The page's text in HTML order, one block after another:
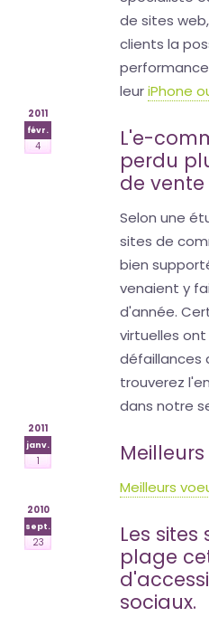
de sites web,
clients la
leuriPhone
2011
févr.
4
L'e-
perdu
de
Selon une
sites de
bien
venaient y
d'année.
virtuelles
défaillances
trouverez
dans notre
2011
janv.
1 Meilleurs
Meilleurs
2010
sept.
23
Les
plage
sociaux.